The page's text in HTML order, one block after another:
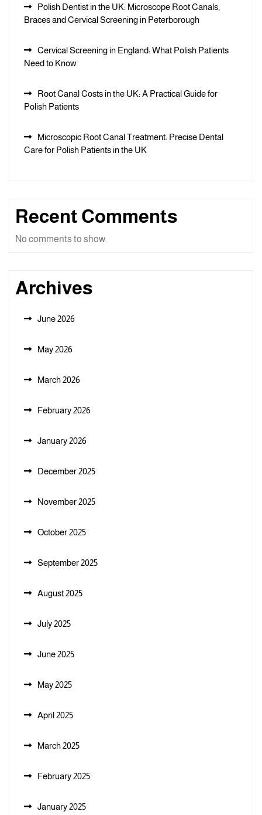
Polish Dentist in the UK: Microscope Root Canals,
Braces and Cervical Screening in Peterborough
Cervical Screening in England: What Polish Patients
Need to Know
Root Canal Costs in the UK: A Practical Guide for
Polish Patients
Microscopic Root Canal Treatment: Precise Dental
Care for Polish Patients in the UK
Recent Comments
No comments to show.
Archives
June 2026
May 2026
March 2026
February 2026
January 2026
December 2025
November 2025
October 2025
September 2025
August 2025
July 2025
June 2025
May 2025
April 2025
March 2025
February 2025
January 2025